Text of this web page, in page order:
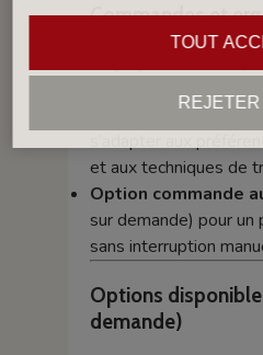
Commandes et
Double sens de
et aux techniques de
Option commande
sur demande) pour
sans interruption
Options
demande)
TOUT